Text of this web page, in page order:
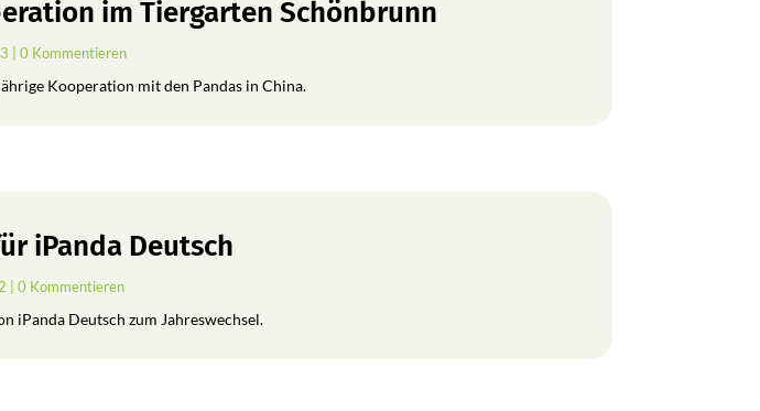
im Tiergarten Schönbrunn
| 0 Kommentieren
Kooperation mit den Pandas in China.
iPanda Deutsch
| 0 Kommentieren
iPanda Deutsch zum Jahreswechsel.